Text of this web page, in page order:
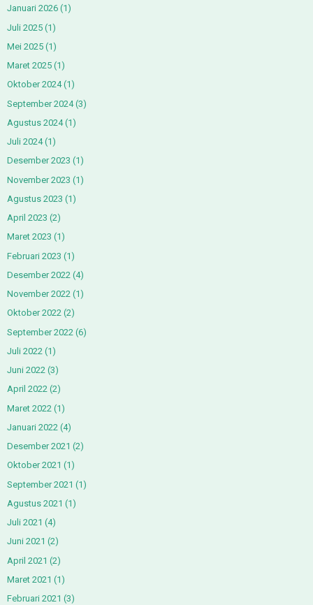
Januari 2026 (1)
Juli 2025 (1)
Mei 2025 (1)
Maret 2025 (1)
Oktober 2024(1)
September 2024(3)
Agustus 2024(1)
Juli 2024(1)
Desember 2023 (1)
November 2023 (1)
Agustus 2023 (1)
April 2023 (2)
Maret 2023 (1)
Februari 2023 (1)
Desember 2022 (4)
November 2022 (1)
Oktober 2022 (2)
September 2022 (6)
Juli 2022 (1)
Juni 2022 (3)
April 2022 (2)
Maret 2022 (1)
Januari 2022 (4)
Desember 2021 (2)
Oktober 2021 (1)
September 2021 (1)
Agustus 2021 (1)
Juli 2021 (4)
Juni 2021 (2)
April 2021 (2)
Maret 2021 (1)
Februari 2021 (3)